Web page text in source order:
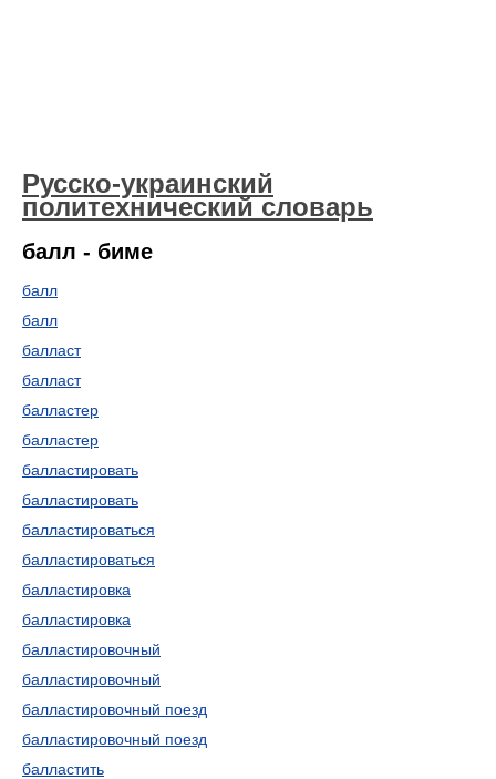
Русско-украинский
политехнический словарь
балл - биме
балл
балл
балласт
балласт
балластер
балластер
балластировать
балластировать
балластироваться
балластироваться
балластировка
балластировка
балластировочный
балластировочный
балластировочный поезд
балластировочный поезд
балластить